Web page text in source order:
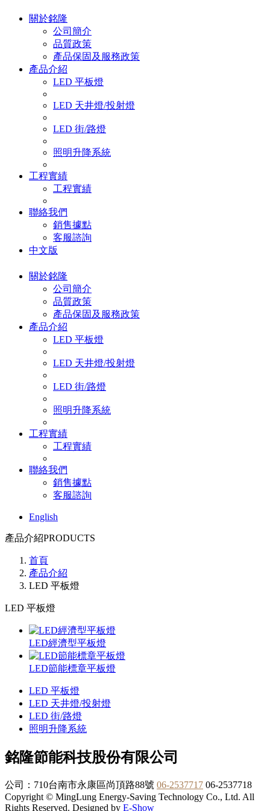
關於銘隆
公司簡介
品質政策
產品保固及服務政策
產品介紹
LED 平板燈
LED 天井燈/投射燈
LED 街/路燈
照明升降系統
工程實績
工程實績
聯絡我們
銷售據點
客服諮詢
中文版
關於銘隆
公司簡介
品質政策
產品保固及服務政策
產品介紹
LED 平板燈
LED 天井燈/投射燈
LED 街/路燈
照明升降系統
工程實績
工程實績
聯絡我們
銷售據點
客服諮詢
English
產品介紹PRODUCTS
首頁
產品介紹
LED 平板燈
LED 平板燈
LED經濟型平板燈
LED節能標章平板燈
LED 平板燈
LED 天井燈/投射燈
LED 街/路燈
照明升降系統
銘隆節能科技股份有限公司
公司：710台南市永康區尚頂路88號 06-2537717 06-2537718
Copyright © MingLung Energy-Saving Technology Co., Ltd. All
Rights Reserved. Designed by E-Show